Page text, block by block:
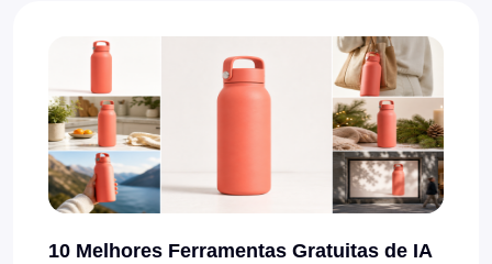
10 Melhores Ferramentas Gratuitas de IA